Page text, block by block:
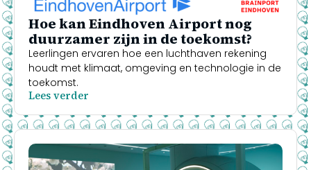
Hoe kan Eindhoven Airport nog
duurzamer zijn in de toekomst?
Leerlingen ervaren hoe een luchthaven rekening
houdt met klimaat, omgeving en technologie in de
toekomst.
Lees verder